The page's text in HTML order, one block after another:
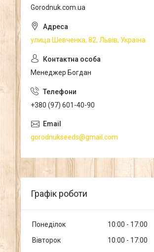
Gorodnuk.com.ua
улица Шевченка, 82, Львів, Україна
Менеджер Богдан
+380 (97) 601-40-90
gorodnukseeds@gmail.com
Графік роботи
Понеділок 10:00
17:00
Вівторок
10:00
17:00